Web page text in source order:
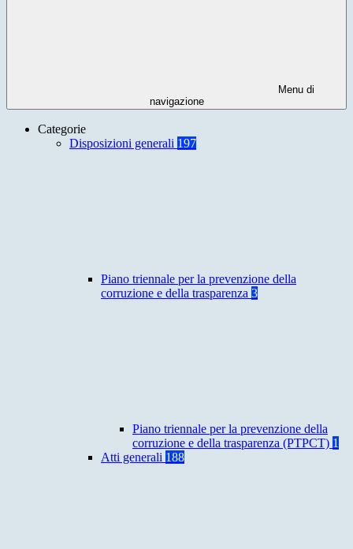
Menu di
navigazione
Categorie
Disposizioni generali 197
Piano triennale per la prevenzione della
corruzione e della trasparenza 3
Piano triennale per la prevenzione della
corruzione e della trasparenza (PTPCT) 1
Atti generali 188